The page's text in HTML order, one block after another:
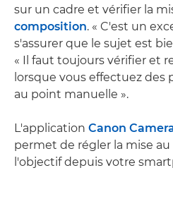
sur un cadre et vérifier la
composition. « C'est un
s'assurer que le sujet est
« Il faut toujours vérifier et
lorsque vous effectuez des
au point manuelle ».
L'application Canon
permet de régler la mise
l'objectif depuis votre